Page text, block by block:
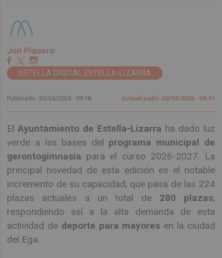
Jon Piquero
ESTELLA DIGITAL ESTELLA-LIZARRA
Publicado: 30/04/2026 · 09:18 Actualizado: 30/04/2026 · 09:51
ElAyuntamiento de Estella-Lizarra ha dado luz
verde a las bases del programa municipal de
gerontogimnasia para el curso 2026-2027. La
principal novedad de esta edición es el notable
incremento de su capacidad, que pasa de las 224
plazas actuales a un total de 280 plazas,
respondiendo así a la alta demanda de esta
actividad de deporte para mayores en la ciudad
del Ega.